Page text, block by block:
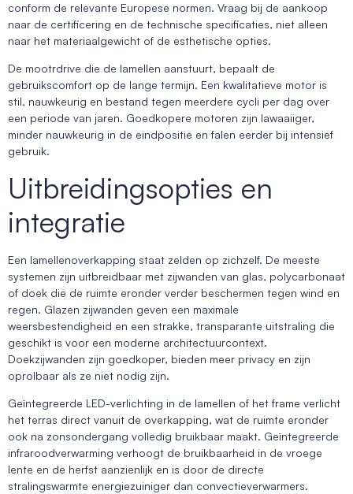
conform de relevante Europese normen. Vraag bij de aankoop
naar de certificering en de technische specificaties, niet alleen
naar het materiaalgewicht of de esthetische opties.
De mootrdrive die de lamellen aanstuurt, bepaalt de
gebruikscomfort op de lange termijn. Een kwalitatieve motor is
stil, nauwkeurig en bestand tegen meerdere cycli per dag over
een periode van jaren. Goedkopere motoren zijn lawaaiiger,
minder nauwkeurig in de eindpositie en falen eerder bij intensief
gebruik.
Uitbreidingsopties en
integratie
Een lamellenoverkapping staat zelden op zichzelf. De meeste
systemen zijn uitbreidbaar met zijwanden van glas, polycarbonaat
of doek die de ruimte eronder verder beschermen tegen wind en
regen. Glazen zijwanden geven een maximale
weersbestendigheid en een strakke, transparante uitstraling die
geschikt is voor een moderne architectuurcontext.
Doekzijwanden zijn goedkoper, bieden meer privacy en zijn
oprolbaar als ze niet nodig zijn.
Geïntegreerde LED-verlichting in de lamellen of het frame verlicht
het terras direct vanuit de overkapping, wat de ruimte eronder
ook na zonsondergang volledig bruikbaar maakt. Geïntegreerde
infraroodverwarming verhoogt de bruikbaarheid in de vroege
lente en de herfst aanzienlijk en is door de directe
stralingswarmte energiezuiniger dan convectieverwarmers.